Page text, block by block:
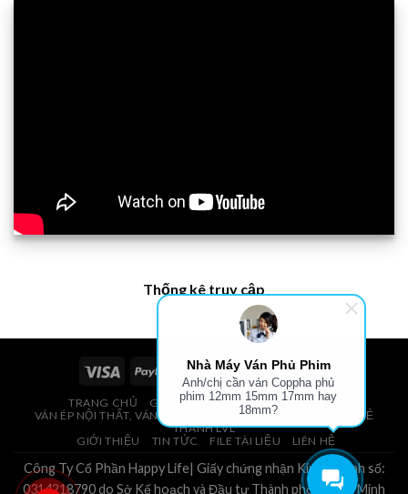
Thống kê truy cập
TRANG CHỦ
GIÁ VÁN PHỦ PHIM, VÁN COPPHA
VÁN ÉP NỘI THẤT, VÁN ÉP BAO BÌ, VÁN SOFA, PALLETS, VÁN SẺ
THANH LVL
GIỚI THIỆU
TIN TỨC FILE TÀI LIỆU LIÊN HỆ
Công Ty Cổ Phần Happy Life| Giấy chứng nhận Kinh Doanh số:
0314218790 do Sở Kế hoạch và Đầu tư Thành phố Hồ Chí Minh
Nhà Máy Ván Phủ Phim
Anh/chị cần ván Coppha phủ
phim 12mm 15mm 17mm hay
18mm?